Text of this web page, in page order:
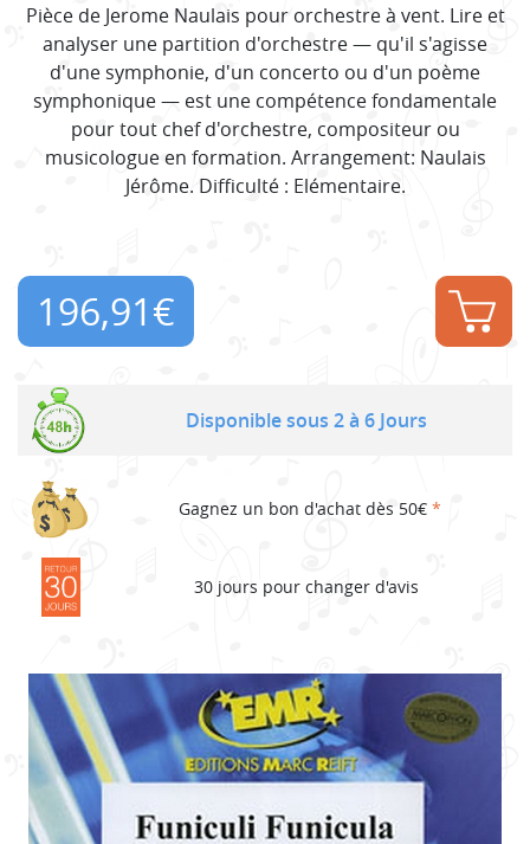
Pièce de Jerome Naulais pour orchestre à vent. Lire et
analyser une partition d'orchestre — qu'il s'agisse
d'une symphonie, d'un concerto ou d'un poème
symphonique — est une compétence fondamentale
pour tout chef d'orchestre, compositeur ou
musicologue en formation. Arrangement: Naulais
Jérôme. Difficulté : Elémentaire.
196,91€
Disponible sous 2 à 6 Jours
Gagnez un bon d'achat dès 50€ *
30 jours pour changer d'avis